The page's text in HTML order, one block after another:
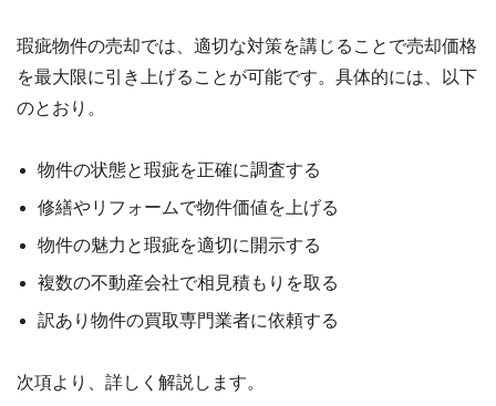
瑕疵物件の売却では、適切な対策を講じることで売却価格
を最大限に引き上げることが可能です。具体的には、以下
のとおり。
物件の状態と瑕疵を正確に調査する
修繕やリフォームで物件価値を上げる
物件の魅力と瑕疵を適切に開示する
複数の不動産会社で相見積もりを取る
訳あり物件の買取専門業者に依頼する
次項より、詳しく解説します。